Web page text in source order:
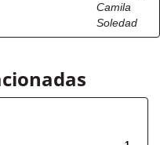
Camila
Soledad